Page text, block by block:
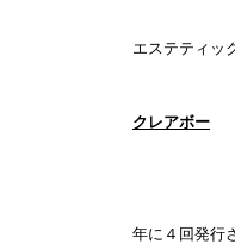
エステティッ
クレアボー
年に４回発行